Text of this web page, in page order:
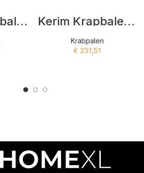
Kevan Krapbalen Bruin Kerim Krapbalen Beige
Krabpalen
€ 231,51